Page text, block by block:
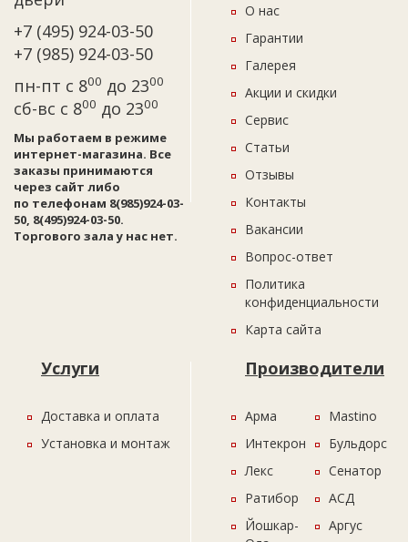
+7 (495) 924-03-50
+7 (985) 924-03-50
пн-пт с 800 до 2300
сб-вс с 800 до 2300
Мы работаем в режиме
интернет-магазина. Все
заказы принимаются
через сайт либо
по телефонам 8(985)924-03-
50, 8(495)924-03-50.
Торгового зала у нас нет.
О нас
Гарантии
Галерея
Акции и скидки
Сервис
Статьи
Отзывы
Контакты
Вакансии
Вопрос-ответ
Политика
конфиденциальности
Карта сайта
Услуги
Доставка и оплата
Установка и монтаж
Производители
Арма
Интекрон
Лекс
Ратибор
Йошкар-
Mastino
Бульдорс
Сенатор
АСД
Аргус